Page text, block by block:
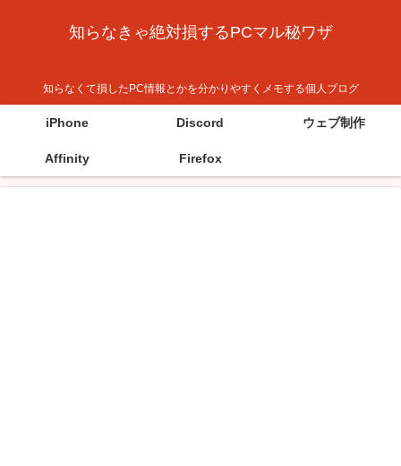
知らなきゃ絶対損するPCマル秘ワザ
知らなくて損したPC情報とかを分かりやすくメモする個人ブログ
iPhone Discord ウェブ制作
Affinity Firefox